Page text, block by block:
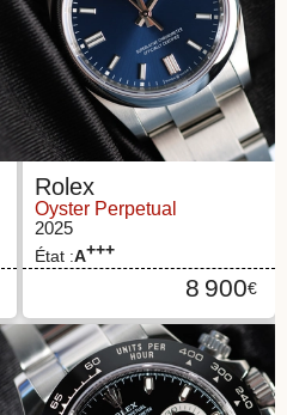
Rolex
Oyster Perpetual
2025
État :A+++
8 900€